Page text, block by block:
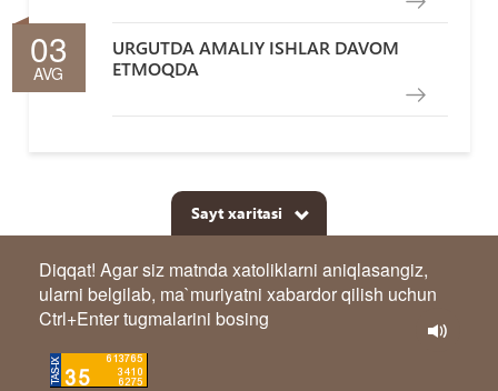
03
AVG
URGUTDA AMALIY ISHLAR DAVOM
ETMOQDA
Sayt xaritasi
Diqqat! Agar siz matnda xatoliklarni aniqlasangiz,
ularni belgilab, ma`muriyatni xabardor qilish uchun
Ctrl+Enter tugmalarini bosing